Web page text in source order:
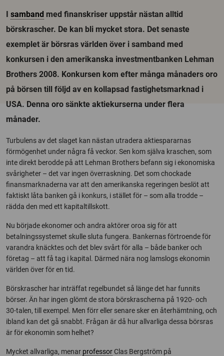
I samband med finanskriser uppstår nästan alltid
börskrascher. De kan bli mycket stora. Det senaste
exemplet är börsras världen över i samband med
konkursen i den amerikanska investmentbanken Lehman
Brothers 2008. Konkursen kom efter många månaders oro
på börsen till följd av en kollapsad fastighetsmarknad i
USA. Denna oro sänkte aktiekurserna under flera
månader.
Turbulens av det slaget kan nästan utradera aktiespararnas
förmögenhet under några få veckor. Sen kom själva kraschen, som
inte direkt berodde på att Lehman Brothers befann sig i ekonomiska
svårigheter – det var ingen överraskning. Det som chockade
finansmarknaderna var att den amerikanska regeringen beslöt att
faktiskt låta banken gå i konkurs, i stället för – som alla trodde –
rädda den med ett kapitaltillskott.
Nu började ekonomer och andra aktörer oroa sig för att
betalningssystemet skulle sluta fungera. Bankernas förtroende för
varandra knäcktes och det blev svårt för alla – både banker och
företag – att få tag i kapital. Därmed nära nog lamslogs ekonomin
världen över för en tid.
Börskrascher har inträffat regelbundet så länge det har funnits
börser. Än har ingen glömt de stora börskrascherna på 1920- och
30-talen, till exempel. Men förr eller senare sker en återhämtning, och
ibland kan det gå snabbt. Frågan är då hur allvarliga dessa börsras
är för ekonomin som helhet?
Mycket allvarliga, menar professor Clas Bergström på